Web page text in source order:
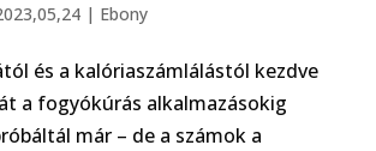
| Ebony
és a kalóriaszámlálástól kezdve
a fogyókúrás alkalmazásokig
már – de a számok a